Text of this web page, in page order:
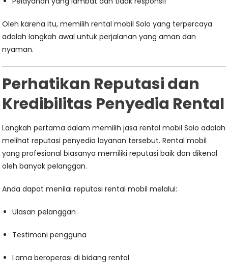
Oleh karena itu, memilih rental mobil Solo yang terpercaya
adalah langkah awal untuk perjalanan yang aman dan
nyaman.
Perhatikan Reputasi dan
Kredibilitas Penyedia Rental
Langkah pertama dalam memilih jasa rental mobil Solo adalah
melihat reputasi penyedia layanan tersebut. Rental mobil
yang profesional biasanya memiliki reputasi baik dan dikenal
oleh banyak pelanggan.
Anda dapat menilai reputasi rental mobil melalui:
Ulasan pelanggan
Testimoni pengguna
Lama beroperasi di bidang rental